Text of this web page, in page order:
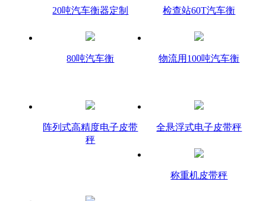
20吨汽车衡器定制 检查站60T汽车衡
80吨汽车衡 物流用100吨汽车衡
阵列式高精度电子皮带
秤
全悬浮式电子皮带秤
称重机皮带秤